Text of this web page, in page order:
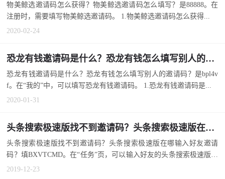
物美鲸选邀请码怎么获得？物美鲸选邀请码怎么填写？是88888。在
注册时，需要填写物美鲸选邀请码。 1.物美鲸选邀请码怎么获得...
2020-02-24
恐龙有钱邀请码是什么？恐龙有钱怎么填写别人的邀请码？
恐龙有钱邀请码是什么？恐龙有钱怎么填写别人的邀请码？是bpl4v
f。在“我的”中，可以填写恐龙有钱邀请码。 1.恐龙有钱邀请码是...
2020-01-31
头条搜索极速版找不到邀请码？头条搜索极速版在哪输入好友邀请码？
头条搜索极速版找不到邀请码？头条搜索极速版在哪输入好友邀请
码？填BXVTCMD。在“任务”页，可以输入好友的头条搜索极速版邀
请...
2019-12-23